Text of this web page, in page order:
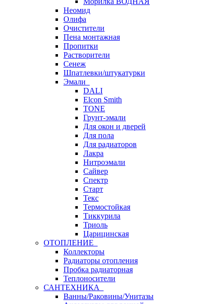
Неомид
Олифа
Очистители
Пена монтажная
Пропитки
Растворители
Сенеж
Шпатлевки/штукатурки
Эмали
DALI
Elcon Smith
TONE
Грунт-эмали
Для окон и дверей
Для пола
Для радиаторов
Лакра
Нитроэмали
Сайвер
Спектр
Старт
Текс
Термостойкая
Тиккурила
Триоль
Царицинская
ОТОПЛЕНИЕ
Коллекторы
Радиаторы отопления
Пробка радиаторная
Теплоносители
САНТЕХНИКА
Ванны/Раковины/Унитазы